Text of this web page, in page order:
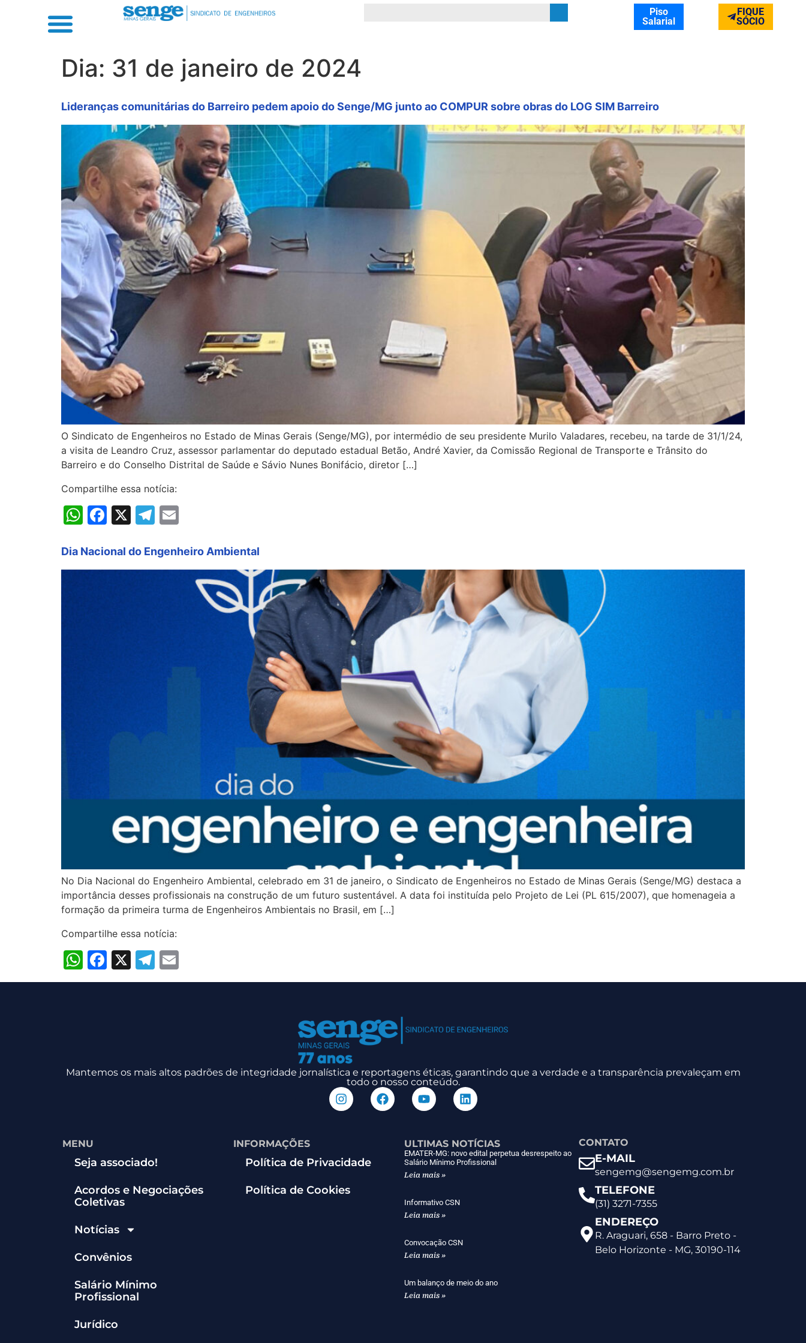
Piso
Salarial
FIQUE
SÓCIO
Dia: 31 de janeiro de 2024
Lideranças comunitárias do Barreiro pedem apoio do Senge/MG junto ao COMPUR sobre obras do LOG SIM Barreiro
O Sindicato de Engenheiros no Estado de Minas Gerais (Senge/MG), por intermédio de seu presidente Murilo Valadares, recebeu, na tarde de 31/1/24,
a visita de Leandro Cruz, assessor parlamentar do deputado estadual Betão, André Xavier, da Comissão Regional de Transporte e Trânsito do
Barreiro e do Conselho Distrital de Saúde e Sávio Nunes Bonifácio, diretor […]
Compartilhe essa notícia:
WhatsApp
Facebook
X Telegram
Dia Nacional do Engenheiro Ambiental
No Dia Nacional do Engenheiro Ambiental, celebrado em 31 de janeiro, o Sindicato de Engenheiros no Estado de Minas Gerais (Senge/MG) destaca a
importância desses profissionais na construção de um futuro sustentável. A data foi instituída pelo Projeto de Lei (PL 615/2007), que homenageia a
formação da primeira turma de Engenheiros Ambientais no Brasil, em […]
Compartilhe essa notícia:
WhatsApp
Facebook
X Telegram
Mantemos os mais altos padrões de integridade jornalística e reportagens éticas, garantindo que a verdade e a transparência prevaleçam em
todo o nosso conteúdo.
MENU
Seja associado!
Acordos e Negociações
Coletivas
Notícias
Convênios
Salário Mínimo
Profissional
Jurídico
INFORMAÇÕES
Política de Privacidade
Política de Cookies
ULTIMAS NOTÍCIAS
EMATER-MG: novo edital perpetua desrespeito ao
Salário Mínimo Profissional
Leia mais »
Informativo CSN
Leia mais »
Convocação CSN
Leia mais »
Um balanço de meio do ano
Leia mais »
CONTATO
E-MAIL
sengemg@sengemg.com.br
TELEFONE
(31) 3271-7355
ENDEREÇO
R. Araguari, 658 - Barro Preto -
Belo Horizonte - MG, 30190-114